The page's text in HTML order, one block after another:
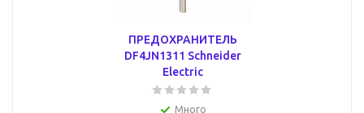
ПРЕДОХРАНИТЕЛЬ
DF4JN1311 Schneider
Electric
Много